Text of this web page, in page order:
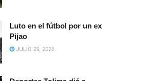
Luto en el fútbol por un ex
Pijao
JULIO 29, 2026